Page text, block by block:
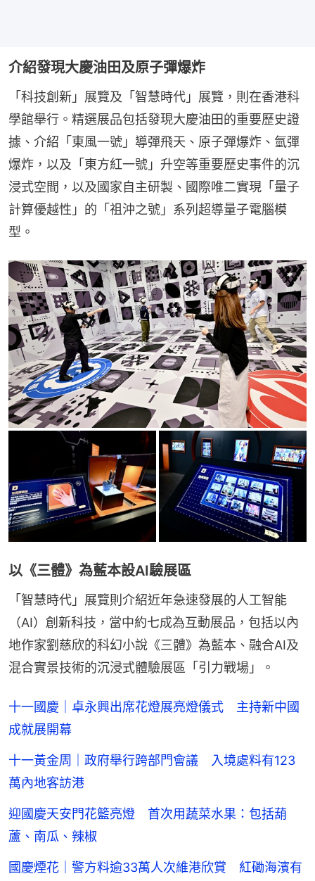
介紹發現大慶油田及原子彈爆炸
「科技創新」展覽及「智慧時代」展覽，則在香港科
學館舉行。精選展品包括發現大慶油田的重要歷史證
據、介紹「東風一號」導彈飛天、原子彈爆炸、氫彈
爆炸，以及「東方紅一號」升空等重要歷史事件的沉
浸式空間，以及國家自主研製、國際唯二實現「量子
計算優越性」的「祖沖之號」系列超導量子電腦模
型。
以《三體》為藍本設AI驗展區
「智慧時代」展覽則介紹近年急速發展的人工智能
（AI）創新科技，當中約七成為互動展品，包括以內
地作家劉慈欣的科幻小說《三體》為藍本、融合AI及
混合實景技術的沉浸式體驗展區「引力戰場」。
十一國慶｜卓永興出席花燈展亮燈儀式 主持新中國
成就展開幕
十一黃金周｜政府舉行跨部門會議 入境處料有123
萬內地客訪港
迎國慶天安門花籃亮燈 首次用蔬菜水果：包括葫
蘆、南瓜、辣椒
國慶煙花｜警方料逾33萬人次維港欣賞 紅磡海濱有